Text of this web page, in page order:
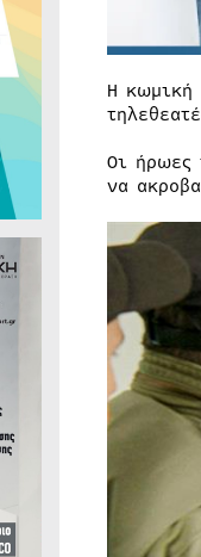
Η κωμική
Οι ήρωες
να